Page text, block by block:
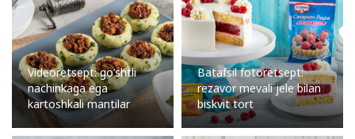
Videoretsept: go’shtli
nachinkaga ega
kartoshkali mantilar
Batafsil fotoretsept:
rezavor mevali jele bilan
biskvit tort